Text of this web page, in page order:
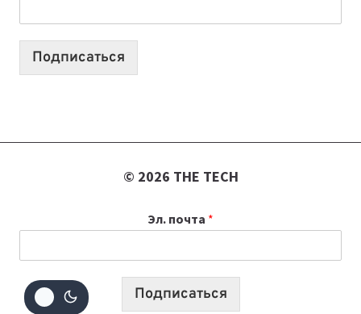
2026:
10
Подписаться
© 2026 THE TECH
Эл. почта *
Подписаться